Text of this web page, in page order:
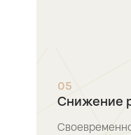
05
Снижение